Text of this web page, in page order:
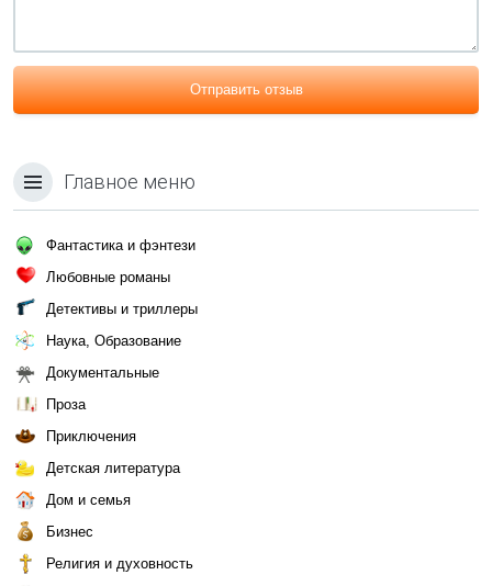
Отправить отзыв
Главное меню
Фантастика и фэнтези
Любовные романы
Детективы и триллеры
Наука, Образование
Документальные
Проза
Приключения
Детская литература
Дом и семья
Бизнес
Религия и духовность